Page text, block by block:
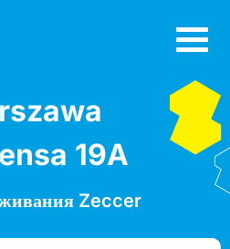
19A
Zeccer